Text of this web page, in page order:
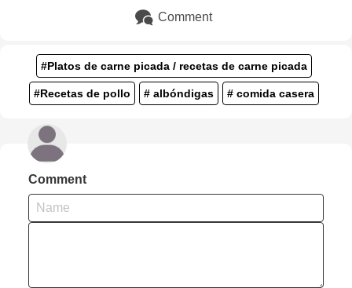
Comment
#Platos de carne picada / recetas de carne picada
#Recetas de pollo # albóndigas # comida casera
Comment